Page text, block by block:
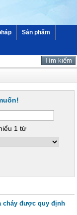
Sản phẩm
1 từ
cháy được quy định